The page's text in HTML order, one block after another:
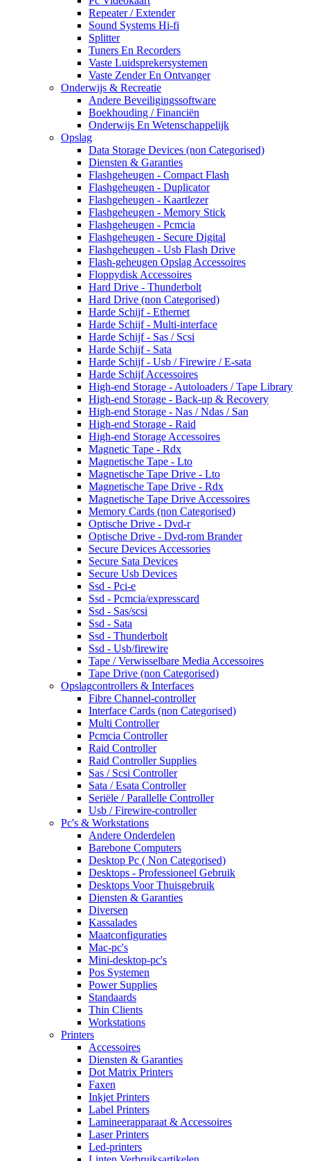
Repeater / Extender
Sound Systems Hi-fi
Splitter
Tuners En Recorders
Vaste Luidsprekersystemen
Vaste Zender En Ontvanger
Onderwijs & Recreatie
Andere Beveiligingssoftware
Boekhouding / Financiën
Onderwijs En Wetenschappelijk
Opslag
Data Storage Devices (non Categorised)
Diensten & Garanties
Flashgeheugen - Compact Flash
Flashgeheugen - Duplicator
Flashgeheugen - Kaartlezer
Flashgeheugen - Memory Stick
Flashgeheugen - Pcmcia
Flashgeheugen - Secure Digital
Flashgeheugen - Usb Flash Drive
Flash-geheugen Opslag Accessoires
Floppydisk Accessoires
Hard Drive - Thunderbolt
Hard Drive (non Categorised)
Harde Schijf - Ethernet
Harde Schijf - Multi-interface
Harde Schijf - Sas / Scsi
Harde Schijf - Sata
Harde Schijf - Usb / Firewire / E-sata
Harde Schijf Accessoires
High-end Storage - Autoloaders / Tape Library
High-end Storage - Back-up & Recovery
High-end Storage - Nas / Ndas / San
High-end Storage - Raid
High-end Storage Accessoires
Magnetic Tape - Rdx
Magnetische Tape - Lto
Magnetische Tape Drive - Lto
Magnetische Tape Drive - Rdx
Magnetische Tape Drive Accessoires
Memory Cards (non Categorised)
Optische Drive - Dvd-r
Optische Drive - Dvd-rom Brander
Secure Devices Accessories
Secure Sata Devices
Secure Usb Devices
Ssd - Pci-e
Ssd - Pcmcia/expresscard
Ssd - Sas/scsi
Ssd - Sata
Ssd - Thunderbolt
Ssd - Usb/firewire
Tape / Verwisselbare Media Accessoires
Tape Drive (non Categorised)
Opslagcontrollers & Interfaces
Fibre Channel-controller
Interface Cards (non Categorised)
Multi Controller
Pcmcia Controller
Raid Controller
Raid Controller Supplies
Sas / Scsi Controller
Sata / Esata Controller
Seriële / Parallelle Controller
Usb / Firewire-controller
Pc's & Workstations
Andere Onderdelen
Barebone Computers
Desktop Pc ( Non Categorised)
Desktops - Professioneel Gebruik
Desktops Voor Thuisgebruik
Diensten & Garanties
Diversen
Kassalades
Maatconfiguraties
Mac-pc's
Mini-desktop-pc's
Pos Systemen
Power Supplies
Standaards
Thin Clients
Workstations
Printers
Accessoires
Diensten & Garanties
Dot Matrix Printers
Faxen
Inkjet Printers
Label Printers
Lamineerapparaat & Accessoires
Laser Printers
Led-printers